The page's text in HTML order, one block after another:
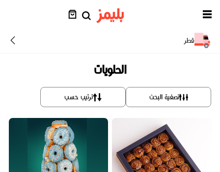
قطر
الحلويات
تصفية البحث ترتيب حسب